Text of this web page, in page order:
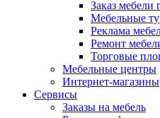
Заказ мебели
Мебельные
Реклама
Ремонт
Торговые
Мебельные центры
Интернет-магазины
Сервисы
Заказы на мебель